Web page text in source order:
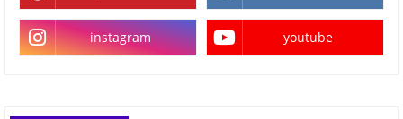
instagram youtube